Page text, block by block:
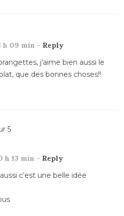
h 09 min - Reply
j’aime bien aussi le
que des bonnes choses!!
5
h 13 min - Reply
c’est une belle idée